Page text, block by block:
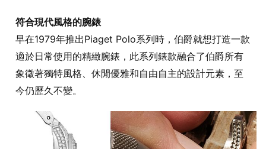
符合現代風格的腕錶
早在1979年推出Piaget Polo系列時，伯爵就想打造一款
適於日常使用的精緻腕錶，此系列錶款融合了伯爵所有
象徵著獨特風格、休閒優雅和自由自主的設計元素，至
今仍歷久不變。